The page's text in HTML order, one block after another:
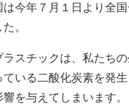
は今年７月１日より全
た。
ラスチックは、私たち
ている二酸化炭素を発
響を与えてしまいます。